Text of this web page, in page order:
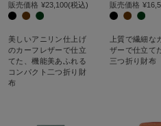
販売価格 ¥23,100 税込
美しいアニリン仕上げ
のカーフレザーで仕立
てた、機能美あふれる
コンパクト二つ折り財
布
販売価格 ¥
上質で繊細な
ザーで仕立て
三つ折り財布